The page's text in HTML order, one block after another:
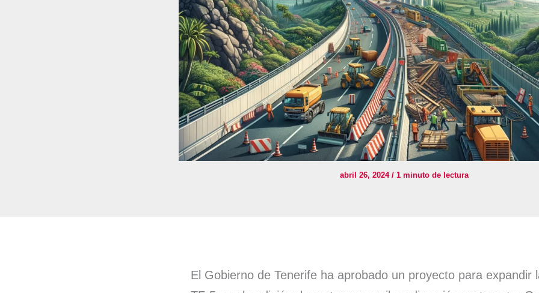
abril 26, 2024 / 1 minuto de lectura
El Gobierno de Tenerife ha aprobado un proyecto para expandir